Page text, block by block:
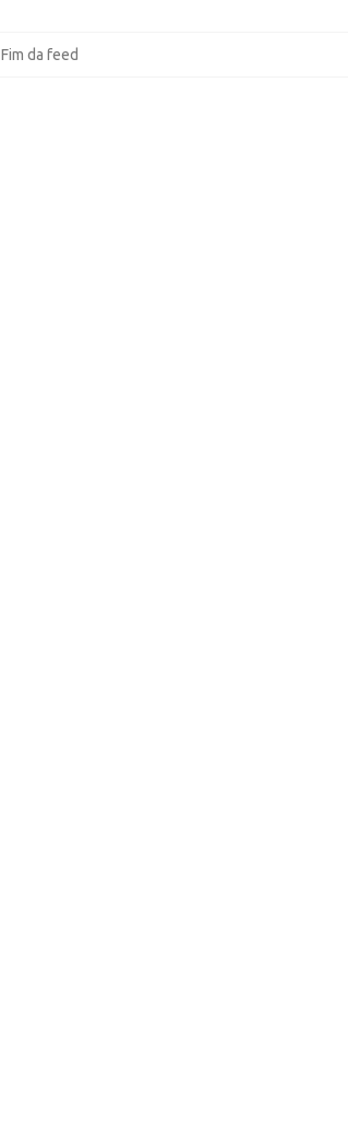
Fim da feed